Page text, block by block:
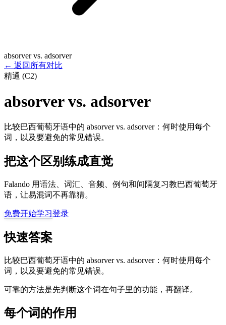
absorver vs. adsorver
← 返回所有对比
精通 (C2)
absorver vs. adsorver
比较巴西葡萄牙语中的 absorver vs. adsorver：何时使用每个
词，以及要避免的常见错误。
把这个区别练成直觉
Falando 用语法、词汇、音频、例句和间隔复习教巴西葡萄牙
语，让易混词不再靠猜。
免费开始学习登录
快速答案
比较巴西葡萄牙语中的 absorver vs. adsorver：何时使用每个
词，以及要避免的常见错误。
可靠的方法是先判断这个词在句子里的功能，再翻译。
每个词的作用